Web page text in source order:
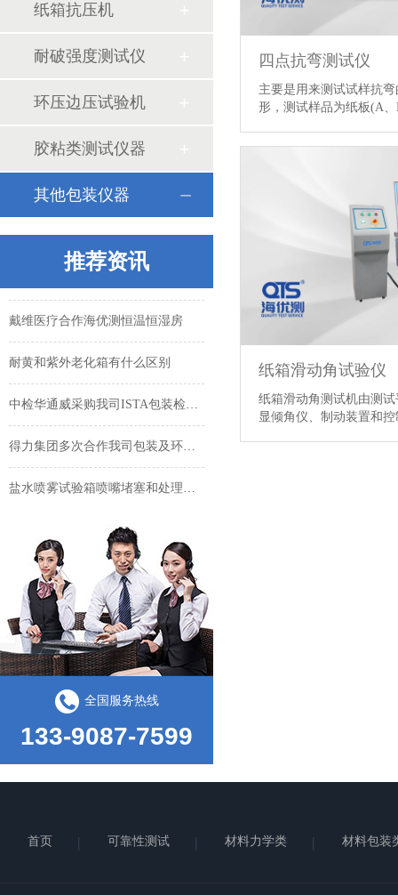
四点抗弯测试仪
主要是用来测试试样抗
形，测试样品为纸板(A
纸箱滑动角试验仪
纸箱滑动角测试机由测
显倾角仪、制动装置和
纸箱抗压机
耐破强度测试仪
环压边压试验机
胶粘类测试仪器
其他包装仪器
推荐资讯
盐水喷雾试验箱喷嘴堵塞和处理方式
淋雨试验相关标准
戴维医疗合作海优测恒温恒湿房
耐黄和紫外老化箱有什么区别
戴维医疗合作海优测恒温恒湿房
耐黄和紫外老化箱有什么区别
全国服务热线
133-9087-7599
首页 可靠性测试 材料力学类 材料包装